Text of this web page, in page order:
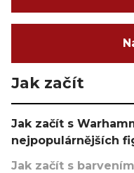
Jak začít
Jak začít s
nejpopulárnějších
Jak začít s